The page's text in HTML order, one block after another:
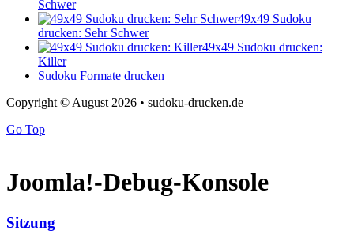
Schwer
49x49 Sudoku
drucken: Sehr Schwer
49x49 Sudoku drucken:
Killer
Sudoku Formate drucken
Copyright © August 2026 • sudoku-drucken.de
Go Top
Joomla!-Debug-Konsole
Sitzung